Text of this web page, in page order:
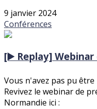
9 janvier 2024
Conférences
[▶️ Replay] Webinar
Vous n'avez pas pu
Revivez le webinar de
Normandie ici :